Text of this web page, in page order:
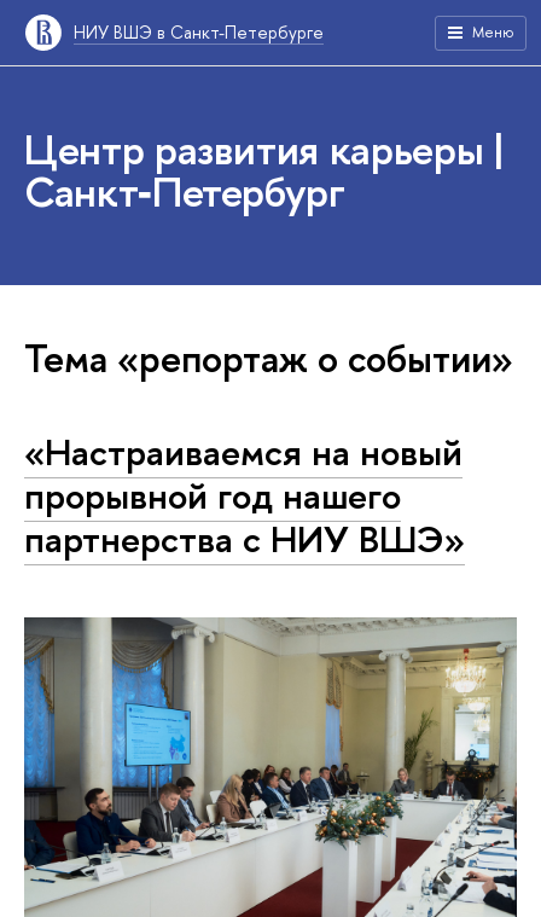
НИУ ВШЭ в Санкт-Петербурге Меню
Центр развития карьеры |
Санкт‑Петербург
Тема «репортаж о событии»
«Настраиваемся на новый
прорывной год нашего
партнерства с НИУ ВШЭ»